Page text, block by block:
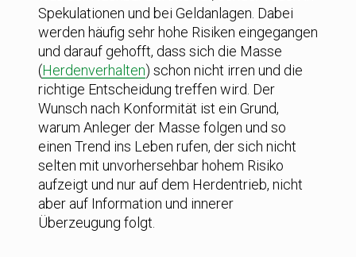
Spekulationen und bei Geldanlagen. Dabei
werden häufig sehr hohe Risiken eingegangen
und darauf gehofft, dass sich die Masse
(Herdenverhalten) schon nicht irren und die
richtige Entscheidung treffen wird. Der
Wunsch nach Konformität ist ein Grund,
warum Anleger der Masse folgen und so
einen Trend ins Leben rufen, der sich nicht
selten mit unvorhersehbar hohem Risiko
aufzeigt und nur auf dem Herdentrieb, nicht
aber auf Information und innerer
Überzeugung folgt.